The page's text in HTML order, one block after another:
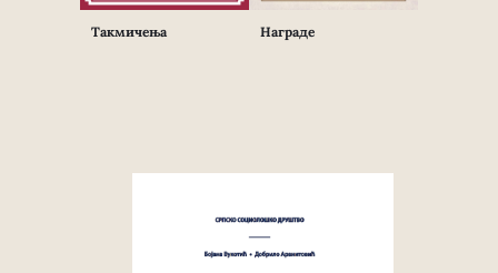
Такмичења Награде